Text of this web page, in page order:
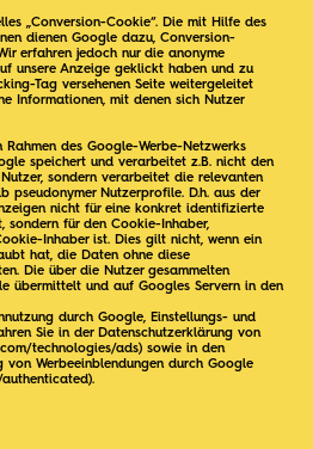
„Conversion-Cookie“. Die mit Hilfe des
dienen Google dazu, Conversion-
erfahren jedoch nur die anonyme
unsere Anzeige geklickt haben und zu
Tag versehenen Seite weitergeleitet
Informationen, mit denen sich Nutzer
Rahmen des Google-Werbe-Netzwerks
speichert und verarbeitet z.B. nicht den
sondern verarbeitet die relevanten
pseudonymer Nutzerprofile. D.h. aus der
nicht für eine konkret identifizierte
sondern für den Cookie-Inhaber,
Inhaber ist. Dies gilt nicht, wenn ein
hat, die Daten ohne diese
Die über die Nutzer gesammelten
übermittelt und auf Googles Servern in den
durch Google, Einstellungs- und
Sie in der Datenschutzerklärung von
technologies/ads) sowie in den
von Werbeeinblendungen durch Google
authenticated).